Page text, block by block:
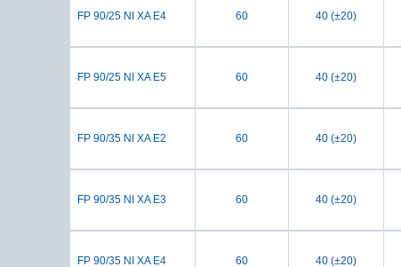
FP 90/25 NI XA E4 60 40 (±20)
FP 90/25 NI XA E5 60 40 (±20)
FP 90/35 NI XA E2 60 40 (±20)
FP 90/35 NI XA E3 60 40 (±20)
FP 90/35 NI XA E4 60 40 (±20)